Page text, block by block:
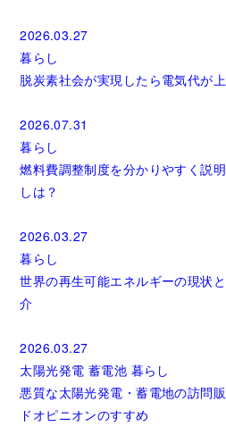
2026.03.27
暮らし
脱炭素社会が実現したら電気代が
2026.07.31
暮らし
燃料費調整制度を分かりやすく説
しは？
2026.03.27
暮らし
世界の再生可能エネルギーの現状
介
2026.03.27
太陽光発電 蓄電池 暮らし
悪質な太陽光発電・蓄電地の訪問
ドオピニオンのすすめ